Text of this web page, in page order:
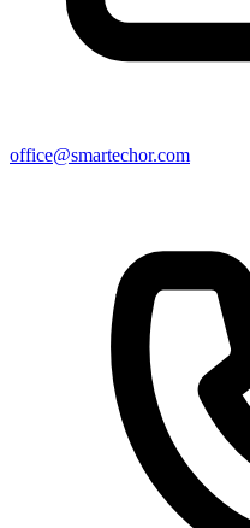
office@smartechor.com